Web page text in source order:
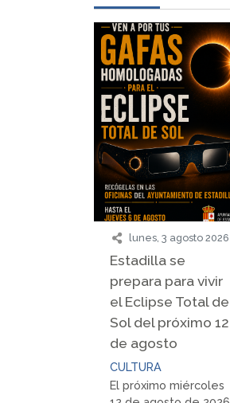
lunes, 3 agosto 2026
Estadilla se
prepara para vivir
el Eclipse Total de
Sol del próximo 12
de agosto
CULTURA
El próximo miércoles